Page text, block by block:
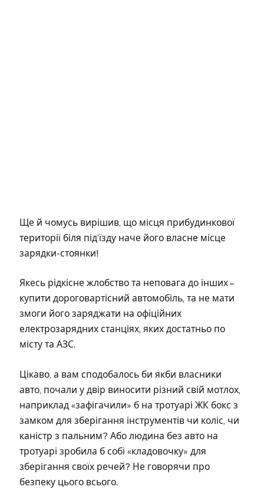
Ще й чомусь вирішив, що місця прибудинкової
території біля під’їзду наче його власне місце
зарядки-стоянки!
Якесь рідкісне жлобство та неповага до інших –
купити дороговартісний автомобіль, та не мати
змоги його заряджати на офіційних
електрозарядних станціях, яких достатньо по
місту та АЗС.
Цікаво, а вам сподобалось би якби власники
авто, почали у двір виносити різний свій мотлох,
наприклад «зафігачили» б на тротуарі ЖК бокс з
замком для зберігання інструментів чи коліс, чи
каністр з пальним? Або людина без авто на
тротуарі зробила б собі «кладовочку» для
зберігання своїх речей? Не говорячи про
безпеку цього всього.